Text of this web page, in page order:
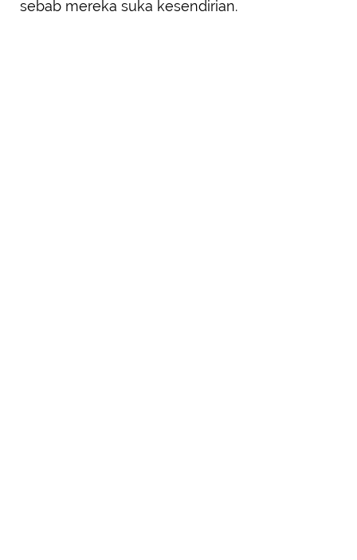
sebab mereka suka kesendirian.